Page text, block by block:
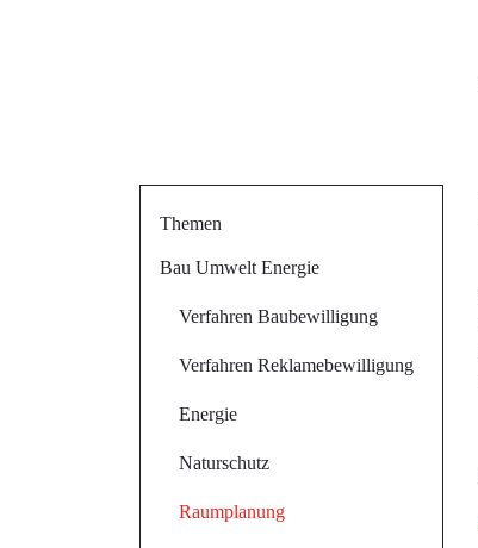
Themen
Bau Umwelt Energie
Verfahren Baubewilligung
Verfahren Reklamebewilligung
Energie
Naturschutz
Raumplanung